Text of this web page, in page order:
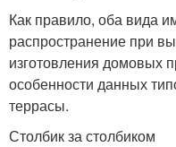
Как правило, оба вида
распространение при
изготовления домовых
особенности данных
террасы.
Столбик за столбиком